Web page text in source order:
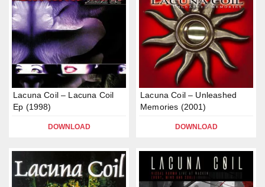
Lacuna Coil – Lacuna Coil
Ep (1998)
DOWNLOAD
Lacuna Coil – Unleashed
Memories (2001)
DOWNLOAD